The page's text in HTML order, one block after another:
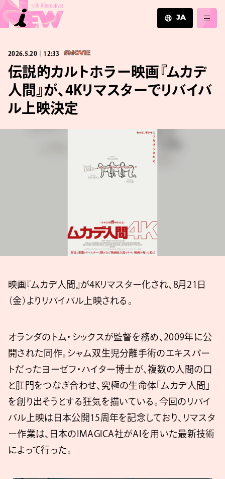
JA
ZH
2026.5.20｜12:33 #MOVIE
伝説的カルトホラー映画『ムカデ
人間』が、4Kリマスターでリバイバ
ル上映決定
映画『ムカデ人間』が4Kリマスター化され、8月21日
（金）よりリバイバル上映される。
オランダのトム・シックスが監督を務め、2009年に公
開された同作。シャム双生児分離手術のエキスパー
トだったヨーゼフ・ハイター博士が、複数の人間の口
と肛門をつなぎ合わせ、究極の生命体「ムカデ人間」
を創り出そうとする狂気を描いている。今回のリバイ
バル上映は日本公開15周年を記念しており、リマスタ
ー作業は、日本のIMAGICA社がAIを用いた最新技術
によって行った。